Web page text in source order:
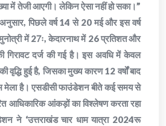
में तेजी आएगी। लेकिन ऐसा नहीं हो सका।”
पिछले वर्ष 14 से 20 मई और इस वर्ष
में 27ः, केदारनाथ में 26 प्रतिशत और
गिरावट दर्ज की गई है। इस अवधि में केवल
वृद्धि हुई है, जिसका मुख्य कारण 12 वर्षों बाद
मेला है। एसडीसी फाउंडेशन बीते कई समय से
आधिकारिक आंकड़ों का विश्लेषण करता रहा
ने ‘उत्तराखंड चार धाम यात्रा 2024रू